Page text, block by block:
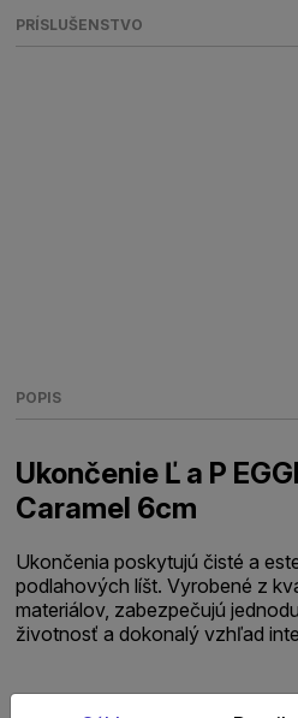
PRÍSLUŠENSTVO
POPIS
Ukončenie Ľ a P
Caramel 6cm
Ukončenia poskytujú čisté a
podlahových líšt. Vyrobené z
materiálov, zabezpečujú
životnosť a dokonalý vzhľad